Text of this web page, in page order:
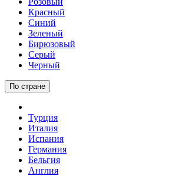
Красный
Синий
Зеленый
Бирюзовый
Серый
Черный
По стране
Турция
Италия
Испания
Германия
Бельгия
Англия